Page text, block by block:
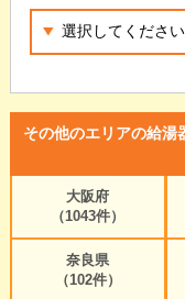
その他のエリアの給湯
大阪府
（1043件）
奈良県
（102件）